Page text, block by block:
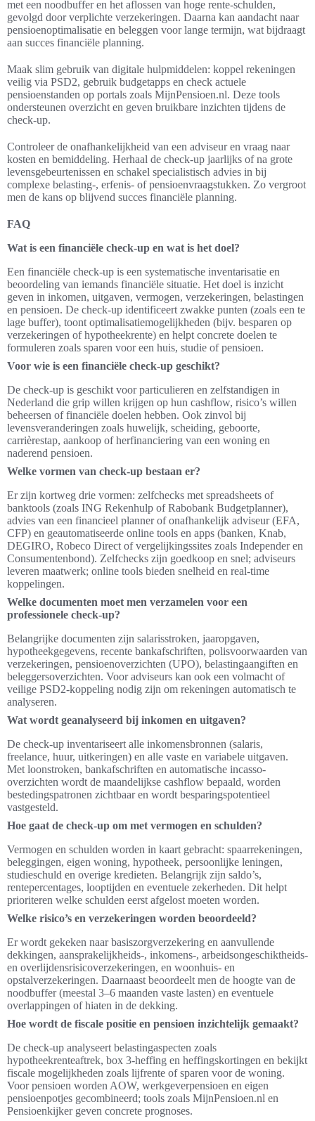
met een noodbuffer en het aflossen van hoge rente-schulden,
gevolgd door verplichte verzekeringen. Daarna kan aandacht naar
pensioenoptimalisatie en beleggen voor lange termijn, wat bijdraagt
aan succes financiële planning.
Maak slim gebruik van digitale hulpmiddelen: koppel rekeningen
veilig via PSD2, gebruik budgetapps en check actuele
pensioenstanden op portals zoals MijnPensioen.nl. Deze tools
ondersteunen overzicht en geven bruikbare inzichten tijdens de
check-up.
Controleer de onafhankelijkheid van een adviseur en vraag naar
kosten en bemiddeling. Herhaal de check-up jaarlijks of na grote
levensgebeurtenissen en schakel specialistisch advies in bij
complexe belasting-, erfenis- of pensioenvraagstukken. Zo vergroot
men de kans op blijvend succes financiële planning.
FAQ
Wat is een financiële check-up en wat is het doel?
Een financiële check-up is een systematische inventarisatie en
beoordeling van iemands financiële situatie. Het doel is inzicht
geven in inkomen, uitgaven, vermogen, verzekeringen, belastingen
en pensioen. De check-up identificeert zwakke punten (zoals een te
lage buffer), toont optimalisatiemogelijkheden (bijv. besparen op
verzekeringen of hypotheekrente) en helpt concrete doelen te
formuleren zoals sparen voor een huis, studie of pensioen.
Voor wie is een financiële check-up geschikt?
De check-up is geschikt voor particulieren en zelfstandigen in
Nederland die grip willen krijgen op hun cashflow, risico’s willen
beheersen of financiële doelen hebben. Ook zinvol bij
levensveranderingen zoals huwelijk, scheiding, geboorte,
carrièrestap, aankoop of herfinanciering van een woning en
naderend pensioen.
Welke vormen van check-up bestaan er?
Er zijn kortweg drie vormen: zelfchecks met spreadsheets of
banktools (zoals ING Rekenhulp of Rabobank Budgetplanner),
advies van een financieel planner of onafhankelijk adviseur (EFA,
CFP) en geautomatiseerde online tools en apps (banken, Knab,
DEGIRO, Robeco Direct of vergelijkingssites zoals Independer en
Consumentenbond). Zelfchecks zijn goedkoop en snel; adviseurs
leveren maatwerk; online tools bieden snelheid en real-time
koppelingen.
Welke documenten moet men verzamelen voor een
professionele check-up?
Belangrijke documenten zijn salarisstroken, jaaropgaven,
hypotheekgegevens, recente bankafschriften, polisvoorwaarden van
verzekeringen, pensioenoverzichten (UPO), belastingaangiften en
beleggersoverzichten. Voor adviseurs kan ook een volmacht of
veilige PSD2-koppeling nodig zijn om rekeningen automatisch te
analyseren.
Wat wordt geanalyseerd bij inkomen en uitgaven?
De check-up inventariseert alle inkomensbronnen (salaris,
freelance, huur, uitkeringen) en alle vaste en variabele uitgaven.
Met loonstroken, bankafschriften en automatische incasso-
overzichten wordt de maandelijkse cashflow bepaald, worden
bestedingspatronen zichtbaar en wordt besparingspotentieel
vastgesteld.
Hoe gaat de check-up om met vermogen en schulden?
Vermogen en schulden worden in kaart gebracht: spaarrekeningen,
beleggingen, eigen woning, hypotheek, persoonlijke leningen,
studieschuld en overige kredieten. Belangrijk zijn saldo’s,
rentepercentages, looptijden en eventuele zekerheden. Dit helpt
prioriteren welke schulden eerst afgelost moeten worden.
Welke risico’s en verzekeringen worden beoordeeld?
Er wordt gekeken naar basiszorgverzekering en aanvullende
dekkingen, aansprakelijkheids-, inkomens-, arbeidsongeschiktheids-
en overlijdensrisicoverzekeringen, en woonhuis- en
opstalverzekeringen. Daarnaast beoordeelt men de hoogte van de
noodbuffer (meestal 3–6 maanden vaste lasten) en eventuele
overlappingen of hiaten in de dekking.
Hoe wordt de fiscale positie en pensioen inzichtelijk gemaakt?
De check-up analyseert belastingaspecten zoals
hypotheekrenteaftrek, box 3-heffing en heffingskortingen en bekijkt
fiscale mogelijkheden zoals lijfrente of sparen voor de woning.
Voor pensioen worden AOW, werkgeverpensioen en eigen
pensioenpotjes gecombineerd; tools zoals MijnPensioen.nl en
Pensioenkijker geven concrete prognoses.